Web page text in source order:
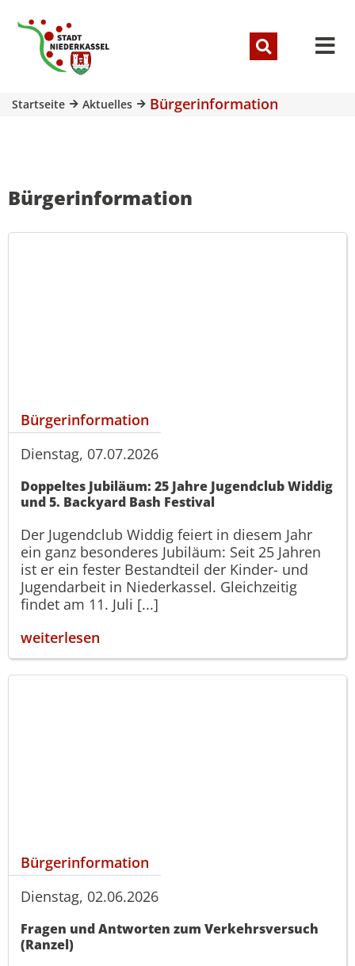
Startseite Aktuelles Bürgerinformation
Bürgerinformation
Bürgerinformation
Dienstag, 07.07.2026
Doppeltes Jubiläum: 25 Jahre Jugendclub Widdig
und 5. Backyard Bash Festival
Der Jugendclub Widdig feiert in diesem Jahr
ein ganz besonderes Jubiläum: Seit 25 Jahren
ist er ein fester Bestandteil der Kinder- und
Jugendarbeit in Niederkassel. Gleichzeitig
findet am 11. Juli [...]
weiterlesen
Bürgerinformation
Dienstag, 02.06.2026
Fragen und Antworten zum Verkehrsversuch
(Ranzel)